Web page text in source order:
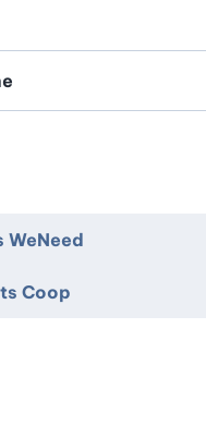
WeNeed
Coop